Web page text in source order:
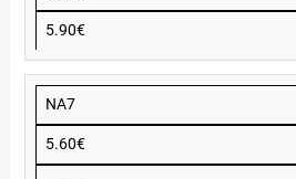
5.90€
NA7
5.60€